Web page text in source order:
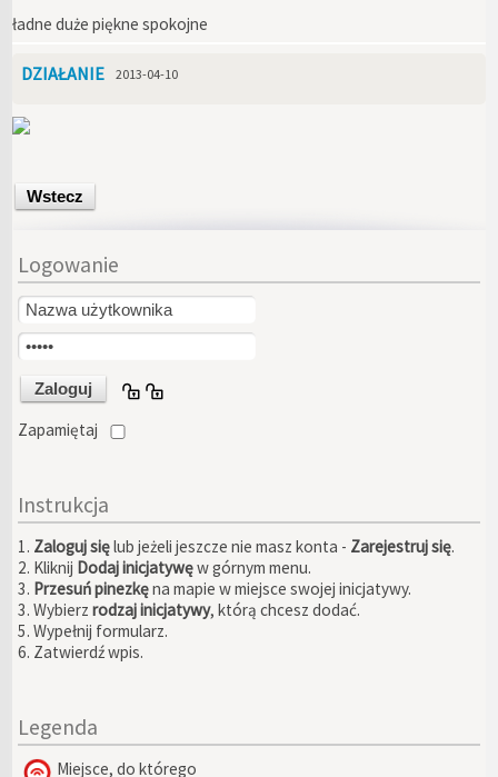
ładne duże piękne spokojne
DZIAŁANIE 2013-04-10
Wstecz
Logowanie
Zapamiętaj
Instrukcja
1. Zaloguj sięlub jeżeli jeszcze nie masz konta - Zarejestruj się.
2. Kliknij Dodaj inicjatywęw górnym menu.
3. Przesuń pinezkęna mapie w miejsce swojej inicjatywy.
3. Wybierzrodzaj inicjatywy, którą chcesz dodać.
5. Wypełnij formularz.
6. Zatwierdź wpis.
Legenda
Miejsce, do którego